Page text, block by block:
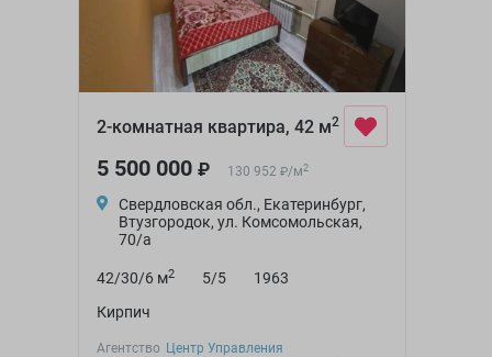
2-комнатная квартира, 42 м2
5 500 000 ₽ 130 952 ₽/м2
Свердловская обл., Екатеринбург,
Втузгородок, ул. Комсомольская,
70/а
42/30/6 м2 5/5
1963
Кирпич
Агентство Центр Управления